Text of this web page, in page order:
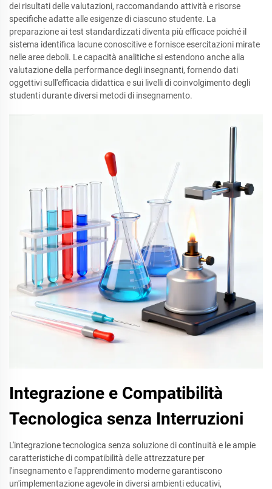
dei risultati delle valutazioni, raccomandando attività e risorse
specifiche adatte alle esigenze di ciascuno studente. La
preparazione ai test standardizzati diventa più efficace poiché il
sistema identifica lacune conoscitive e fornisce esercitazioni mirate
nelle aree deboli. Le capacità analitiche si estendono anche alla
valutazione della performance degli insegnanti, fornendo dati
oggettivi sull'efficacia didattica e sui livelli di coinvolgimento degli
studenti durante diversi metodi di insegnamento.
Integrazione e Compatibilità
Tecnologica senza Interruzioni
L'integrazione tecnologica senza soluzione di continuità e le ampie
caratteristiche di compatibilità delle attrezzature per
l'insegnamento e l'apprendimento moderne garantiscono
un'implementazione agevole in diversi ambienti educativi,